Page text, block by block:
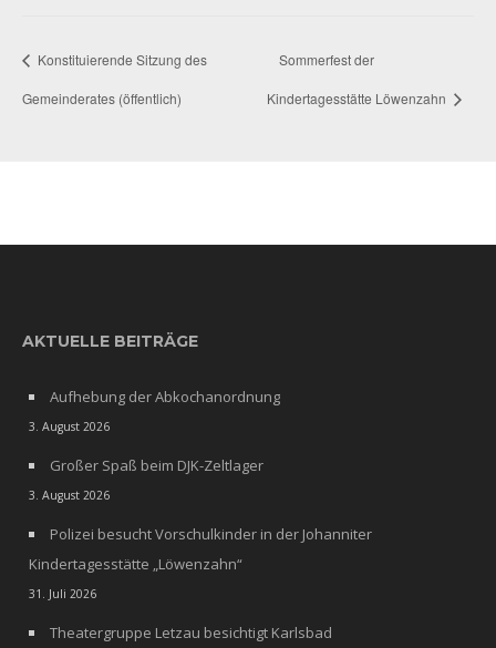
Konstituierende Sitzung des
Gemeinderates (öffentlich)
Sommerfest der
Kindertagesstätte Löwenzahn
AKTUELLE BEITRÄGE
Aufhebung der Abkochanordnung
3. August 2026
Großer Spaß beim DJK-Zeltlager
3. August 2026
Polizei besucht Vorschulkinder in der Johanniter
Kindertagesstätte „Löwenzahn“
31. Juli 2026
Theatergruppe Letzau besichtigt Karlsbad